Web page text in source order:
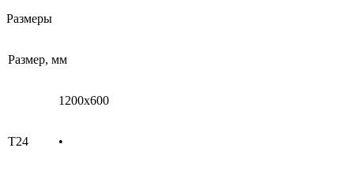
Размеры
Размер, мм
1200x600
T24 •